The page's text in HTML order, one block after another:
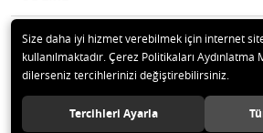
İLETİŞİM
© 2020 Leylek Mağazacılık Hizmetleri Ltd.
Size daha iyi hizmet verebilmek için internet
kullanılmaktadır. Çerez Politikaları Aydınlatma
dilerseniz tercihlerinizi değiştirebilirsiniz.
Tercihleri Ayarla